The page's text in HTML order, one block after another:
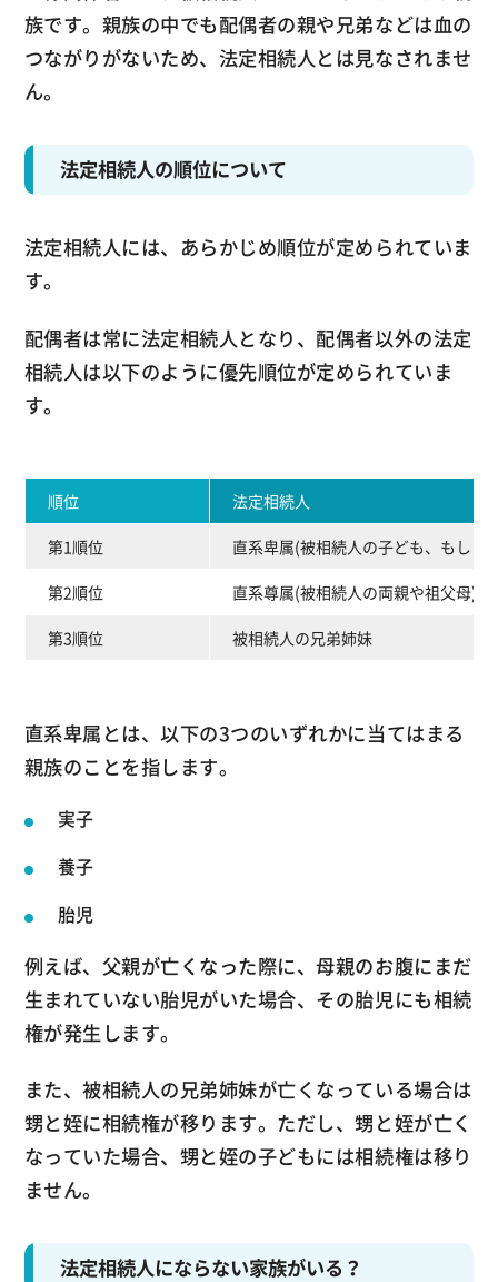
族です。親族の中でも配偶者の親や兄弟などは血の
つながりがないため、法定相続人とは見なされませ
ん。
法定相続人の順位について
法定相続人には、あらかじめ順位が定められていま
す。
配偶者は常に法定相続人となり、配偶者以外の法定
相続人は以下のように優先順位が定められていま
す。
順位 法定相続人
第1順位 直系卑属(被相続人の子ども、もしく
第2順位 直系尊属(被相続人の両親や祖父母)
第3順位 被相続人の兄弟姉妹
直系卑属とは、以下の3つのいずれかに当てはまる
親族のことを指します。
実子
養子
胎児
例えば、父親が亡くなった際に、母親のお腹にまだ
生まれていない胎児がいた場合、その胎児にも相続
権が発生します。
また、被相続人の兄弟姉妹が亡くなっている場合は
甥と姪に相続権が移ります。ただし、甥と姪が亡く
なっていた場合、甥と姪の子どもには相続権は移り
ません。
法定相続人にならない家族がいる？